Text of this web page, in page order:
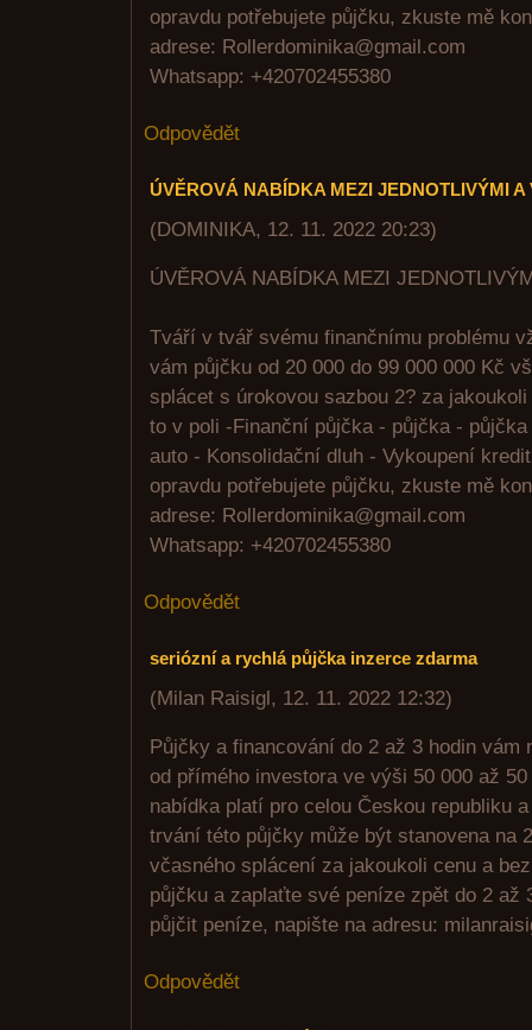
opravdu potřebujete půjčku, zkuste mě
adrese: Rollerdominika@gmail.com
Whatsapp: +420702455380
Odpovědět
ÚVĚROVÁ NABÍDKA MEZI JEDNOTLIVÝMI A
(DOMINIKA, 12. 11. 2022 20:23)
ÚVĚROVÁ NABÍDKA MEZI
Tváří v tvář svému finančnímu problému
vám půjčku od 20 000 do 99 000 000 Kč
splácet s úrokovou sazbou 2? za
to v poli -Finanční půjčka - půjčka -
auto - Konsolidační dluh - Vykoupení
opravdu potřebujete půjčku, zkuste mě
adrese: Rollerdominika@gmail.com
Whatsapp: +420702455380
Odpovědět
seriózní a rychlá půjčka inzerce zdarma
(Milan Raisigl, 12. 11. 2022 12:32)
Půjčky a financování do 2 až 3 hodin vám
od přímého investora ve výši 50 000 až 50
nabídka platí pro celou Českou republiku
trvání této půjčky může být stanovena na
včasného splácení za jakoukoli cenu a
půjčku a zaplaťte své peníze zpět do 2 až
půjčit peníze, napište na adresu:
Odpovědět